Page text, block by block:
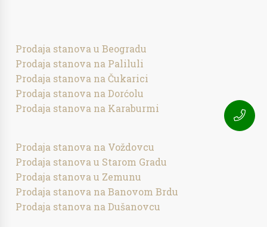
Prodaja stanova u Beogradu
Prodaja stanova na Paliluli
Prodaja stanova na Čukarici
Prodaja stanova na Dorćolu
Prodaja stanova na Karaburmi
Prodaja stanova na Voždovcu
Prodaja stanova u Starom Gradu
Prodaja stanova u Zemunu
Prodaja stanova na Banovom Brdu
Prodaja stanova na Dušanovcu